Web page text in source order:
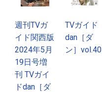
週刊TVガ
イド関西版
2024年5月
19日号増
刊 TVガイ
ドdan［ダ
TVガイド
dan［ダ
ン］vol.40